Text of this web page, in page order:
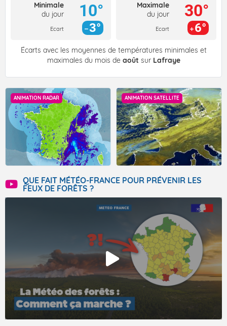
Minimale
du jour
Ecart
10°
3°
Maximale
du jour
Ecart
30°
6°
Écarts avec les moyennes de températures minimales et
maximales du mois de août sur Lafraye
ANIMATION RADAR ANIMATION SATELLITE
QUE FAIT MÉTÉO-FRANCE POUR PRÉVENIR LES
FEUX DE FORÊTS ?